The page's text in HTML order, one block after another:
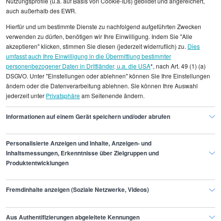
Handwerk, etwa in kleineren Werkstätten oder im
Elektroinstallationsgewerbe, häufig geringer aus.
Die Energiewirtschaft und der Bereich
erneuerbare Energien bieten Mechatronikern
ebenfalls attraktive Gehälter. Branchen mit
höherer Tarifbindung und größeren
Gewinnmargen können systematisch bessere
Konditionen bieten. Bei der Jobwahl sollten
Mechatroniker daher nicht nur die Tätigkeit
selbst, sondern auch die Branchenperspektiven
berücksichtigen.
Finde den Job,
der zu dir passt.
auch außerhalb des EWR.
Hierfür und um bestimmte Dienste zu nachfolgend aufgeführten Zwecken
verwenden zu dürfen, benötigen wir Ihre Einwilligung. Indem Sie "Alle
akzeptieren" klicken, stimmen Sie diesen (jederzeit widerruflich) zu. Dies
umfasst auch Ihre Einwilligung in die Übermittlung bestimmter
personenbezogener Daten in Drittländer, u.a. die USA*, nach Art. 49 (1) (a)
DSGVO. Unter "Einstellungen oder ablehnen" können Sie Ihre Einstellungen
ändern oder die Datenverarbeitung ablehnen. Sie können Ihre Auswahl
jederzeit unter Privatsphäream Seitenende ändern.
Informationen auf einem Gerät speichern und/oder abrufen
Personalisierte Anzeigen und Inhalte, Anzeigen- und
Inhaltsmessungen, Erkenntnisse über Zielgruppen und
Produktentwicklungen
Fremdinhalte anzeigen (Soziale Netzwerke, Videos)
Aus Authentifizierungen abgeleitete Kennungen